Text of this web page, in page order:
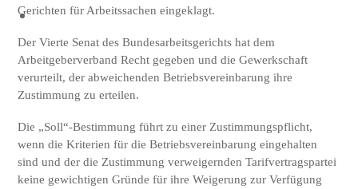
Gerichten für Arbeitssachen eingeklagt.
Der Vierte Senat des Bundesarbeitsgerichts hat dem
Arbeitgeberverband Recht gegeben und die Gewerkschaft
verurteilt, der abweichenden Betriebsvereinbarung ihre
Zustimmung zu erteilen.
Die „Soll“-Bestimmung führt zu einer Zustimmungspflicht,
wenn die Kriterien für die Betriebsvereinbarung eingehalten
sind und der die Zustimmung verweigernden Tarifvertragspartei
keine gewichtigen Gründe für ihre Weigerung zur Verfügung